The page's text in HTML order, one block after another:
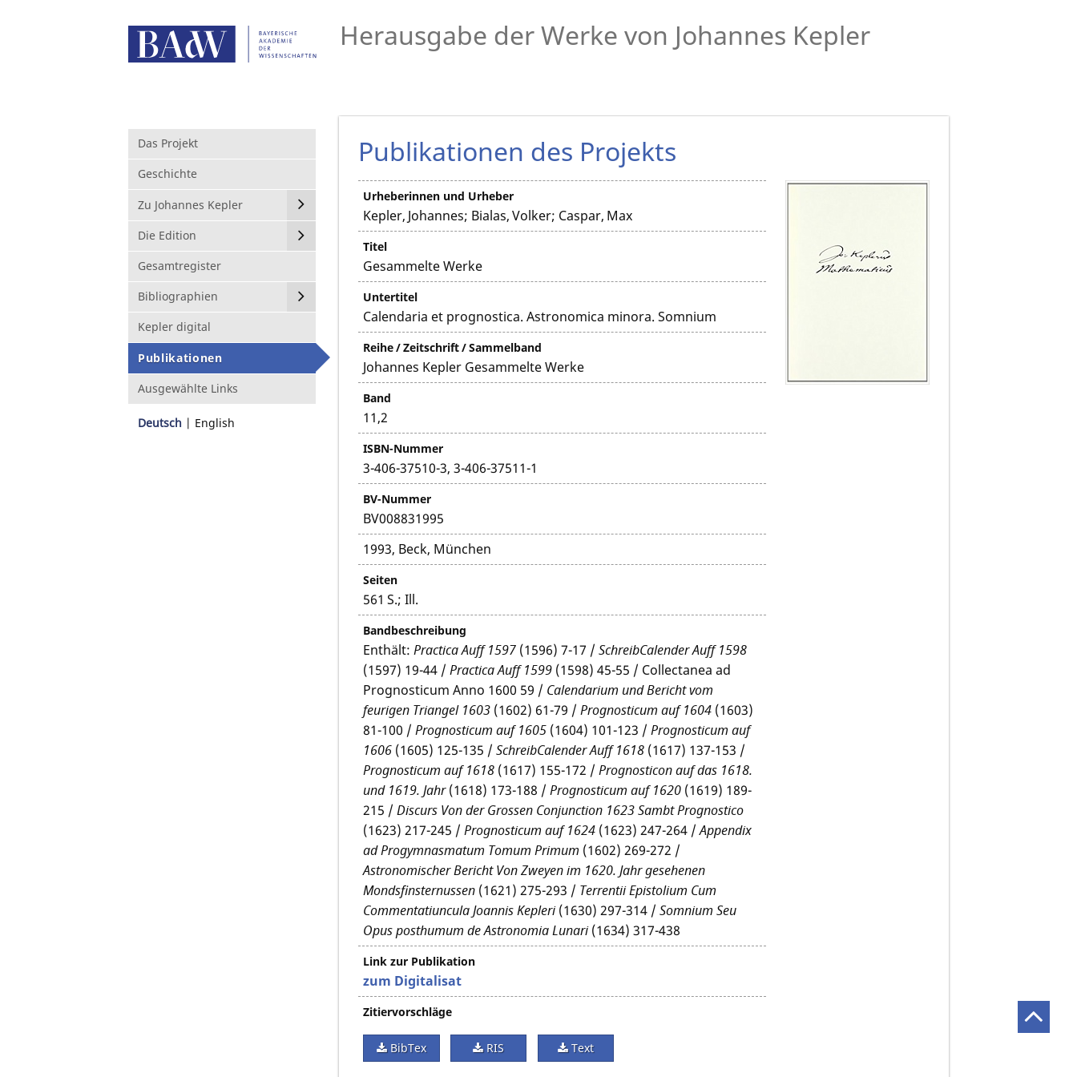
Herausgabe der Werke von Johannes Kepler
Das Projekt
Geschichte
Zu Johannes Kepler
Die Edition
Gesamtregister
Bibliographien
Kepler digital
Publikationen
Ausgewählte Links
Deutsch English
Publikationen des Projekts
Urheberinnen und Urheber
Kepler, Johannes; Bialas, Volker; Caspar, Max
Titel
Gesammelte Werke
Untertitel
Calendaria et prognostica. Astronomica minora. Somnium
Reihe / Zeitschrift / Sammelband
Johannes Kepler Gesammelte Werke
Band
11,2
ISBN-Nummer
3-406-37510-3, 3-406-37511-1
BV-Nummer
BV008831995
1993, Beck, München
Seiten
561 S.; Ill.
Bandbeschreibung
Enthält:Practica Auff 1597 (1596) 7-17 /SchreibCalender Auff 1598
(1597) 19-44 /Practica Auff 1599 (1598) 45-55 / Collectanea ad
Prognosticum Anno 1600 59 / Calendarium und Bericht vom
feurigen Triangel 1603 (1602) 61-79 /Prognosticum auf 1604 (1603)
81-100 /Prognosticum auf 1605 (1604) 101-123 /Prognosticum auf
1606 (1605) 125-135 /SchreibCalender Auff 1618 (1617) 137-153 /
Prognosticum auf 1618 (1617) 155-172 /Prognosticon auf das 1618.
und 1619. Jahr(1618) 173-188 /Prognosticum auf 1620 (1619) 189-
215 /Discurs Von der Grossen Conjunction 1623 Sambt Prognostico
(1623) 217-245 /Prognosticum auf 1624 (1623) 247-264 /Appendix
ad Progymnasmatum Tomum Primum (1602) 269-272 /
Astronomischer Bericht Von Zweyen im 1620. Jahr gesehenen
Mondsfinsternussen (1621) 275-293 / Terrentii Epistolium Cum
Commentatiuncula Joannis Kepleri(1630) 297-314 /Somnium Seu
Opus posthumum de Astronomia Lunari(1634) 317-438
Link zur Publikation
zum Digitalisat
Zitiervorschläge
BibTex RIS Text